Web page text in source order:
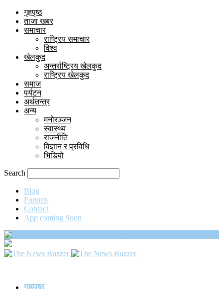
गृहपृष्ठ
ताजा खबर
समाचार
राष्ट्रिय समाचार
विश्व
खेलकुद
अन्तर्राष्ट्रिय खेलकुद
राष्ट्रिय खेलकुद
समाज
पर्यटन
अर्थतन्त्र
अन्य
मनोरञ्जन
स्वास्थ्य
राजनीति
विज्ञान र प्रविधि
भिडियो
Search
Blog
Forums
Contact
App coming Soon
गृहपृष्ठ